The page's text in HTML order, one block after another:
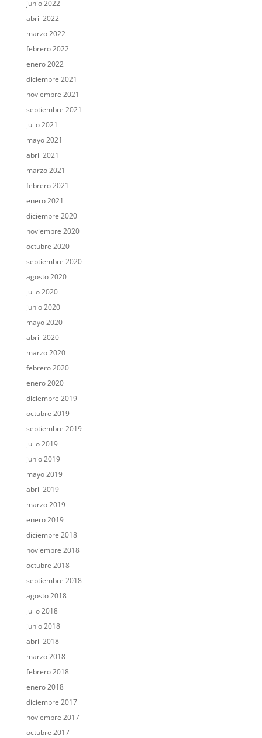
junio 2022
abril 2022
marzo 2022
febrero 2022
enero 2022
diciembre 2021
noviembre 2021
septiembre 2021
julio 2021
mayo 2021
abril 2021
marzo 2021
febrero 2021
enero 2021
diciembre 2020
noviembre 2020
octubre 2020
septiembre 2020
agosto 2020
julio 2020
junio 2020
mayo 2020
abril 2020
marzo 2020
febrero 2020
enero 2020
diciembre 2019
octubre 2019
septiembre 2019
julio 2019
junio 2019
mayo 2019
abril 2019
marzo 2019
enero 2019
diciembre 2018
noviembre 2018
octubre 2018
septiembre 2018
agosto 2018
julio 2018
junio 2018
abril 2018
marzo 2018
febrero 2018
enero 2018
diciembre 2017
noviembre 2017
octubre 2017